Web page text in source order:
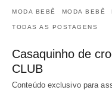
MODA BEBÊ MODA BEBÊ
TODAS AS POSTAGENS
Casaquinho de
CLUB
Conteúdo exclusivo para